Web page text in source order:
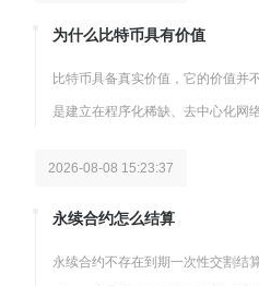
为什么比特币具有价值
比特币具备真实价值，它的价值并
是建立在程序化稀缺、去中心化网
2026-08-08 15:23:37
永续合约怎么结算
永续合约不存在到期一次性交割结